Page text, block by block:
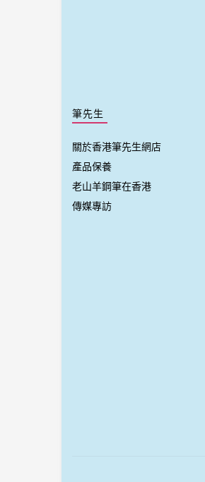
筆先生
關於香港筆先生網店
產品保養
老山羊鋼筆在香港
傳媒專訪